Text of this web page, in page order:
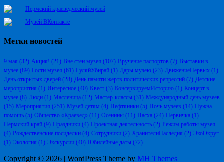
Пермский краеведческий музей
Музей ВКонтакте
Метки новостей
9 мая (32) Акция! (21) Вне стен музея (107) Вручение паспортов (7) Выставки в
музее (89) Гости музея (61) ГуляйУбирай (1) Дары музею (23) ДвижениеПервых (1)
День открытых дверей (28) День памяти жертв политических репрессий (7) Детские
мероприятия (1) Интересное (40) Квест (3) КонсервируемИсторию (1) Концерт в
музее (8) Люди (1) Масленица (12) Мастер-классы (31) Международный день музеев
(15) Мероприятия (251) Музей детям (4) Нефтяники (5) Ночь музеев (14) Нужна
помощь (5) Общество «Краевед» (11) Осенины (11) Пасха (24) Первичка (1)
Пермский край (9) Праздники (4) Проектная деятельность (2) Режим работы музея
(4) Рождественские посиделки (4) Сотрудники (2) ХранителиНаследия (2) ЭкоОкруг
(1) Экология (1) Экскурсии (40) Юбилейные даты (72)
Copyright © 2026 | WordPress Theme by MH Themes